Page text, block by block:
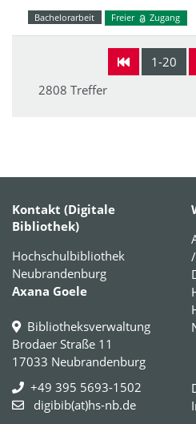
Bachelorarbeit Freier Zugang
1-20
2808 Treffer
Kontakt (Digitale
Bibliothek)
Hochschulbibliothek
Neubrandenburg
Axana Goele
Bibliotheksverwaltung
Brodaer Straße 11
17033 Neubrandenburg
+49 395 5693-1502
digibib(at)hs-nb.de